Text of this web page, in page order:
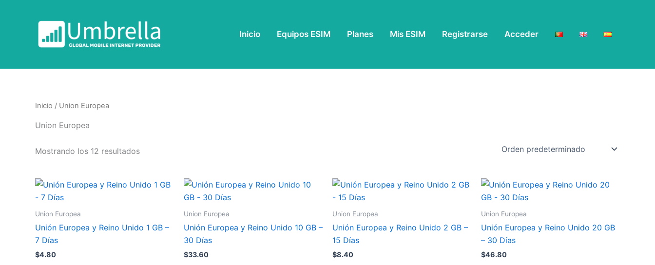
Inicio Equipos ESIM Planes Mis ESIM Registrarse Acceder
Inicio / Union Europea
Union Europea
Mostrando los 12 resultados
Union Europea
Unión Europea y Reino Unido 1 GB –
7 Días
$4.80
Union Europea
Unión Europea y Reino Unido 10 GB –
30 Días
$33.60
Union Europea
Unión Europea y Reino Unido 2 GB –
15 Días
$8.40
Union Europea
Unión Europea y Reino Unido 20 GB
– 30 Días
$46.80